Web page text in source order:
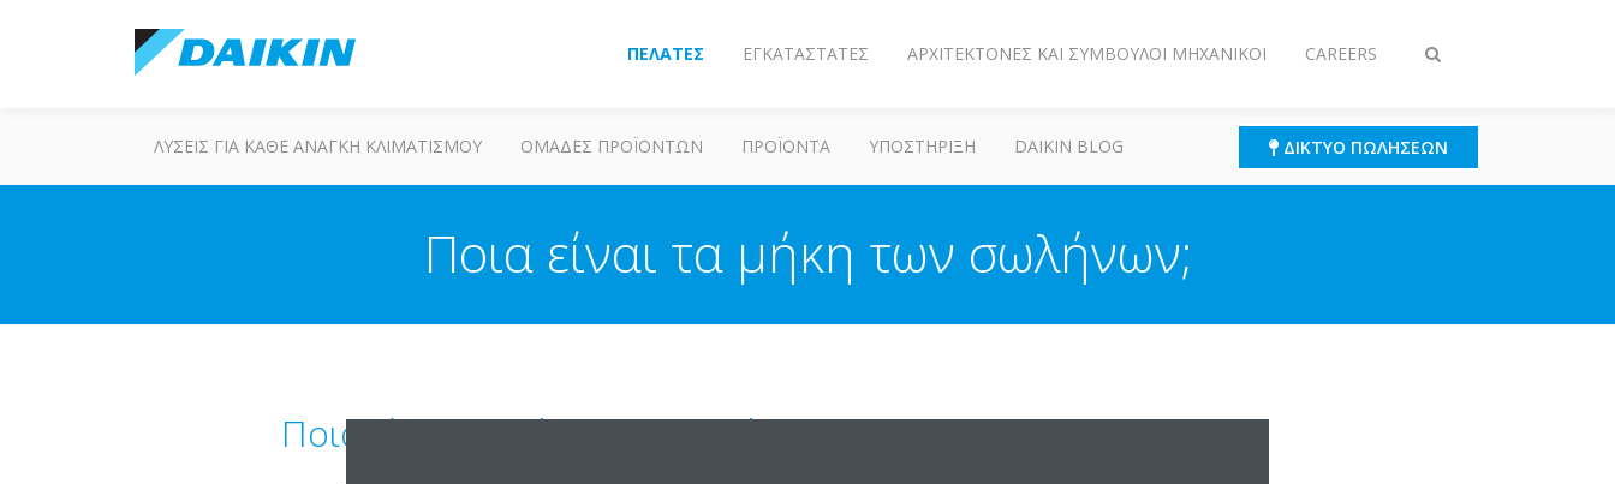
Εναλλαγή
ΠΕΛΆΤΕΣ ΕΓΚΑΤΑΣΤΆΤΕΣ ΑΡΧΙΤΈΚΤΟΝΕΣ ΚΑΙ ΣΎΜΒΟΥΛΟΙ ΜΗΧΑΝΙΚΟΊ CAREERS
ΛΎΣΕΙΣ ΓΙΑ ΚΆΘΕ ΑΝΆΓΚΗ ΚΛΙΜΑΤΙΣΜΟΎ ΟΜΆΔΕΣ ΠΡΟΪΌΝΤΩΝ ΠΡΟΪΌΝΤΑ ΥΠΟΣΤΗΡΙΞΗ DAIKIN BLOG ΔΊΚΤΥΟ ΠΩΛΉΣΕΩΝ
Ποια είναι τα μήκη των σωλήνων;
Ποια είναι τα μήκη των σωλήνων;